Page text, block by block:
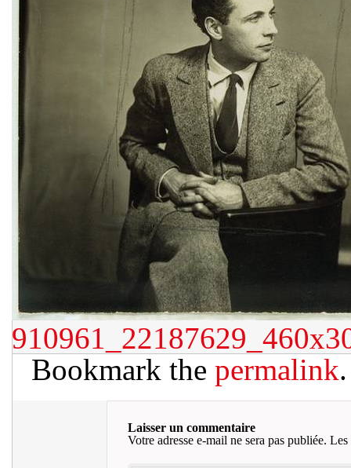
Bookmark the permalink.
Laisser un commentaire
Votre adresse e-mail ne sera pas publiée. Les